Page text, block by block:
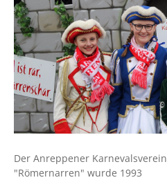
Der Anreppener Karnevalsverein
"Römernarren" wurde 1993